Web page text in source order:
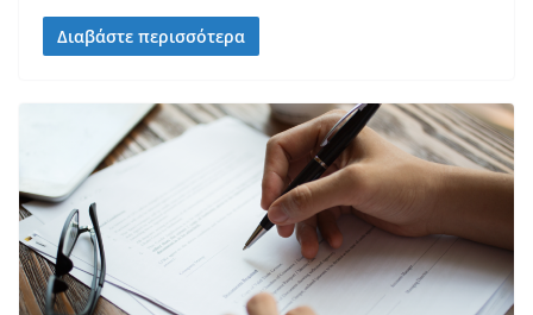
Διαβάστε περισσότερα